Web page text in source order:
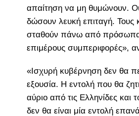
απαίτηση να μη θυμώνουν.
δώσουν λευκή επιταγή. Τους
σταθούν πάνω από πρόσωπα
επιμέρους συμπεριφορές»,
«Ισχυρή κυβέρνηση δεν θα
εξουσία. Η εντολή που θα
αύριο από τις Ελληνίδες και
δεν θα είναι μία εντολή